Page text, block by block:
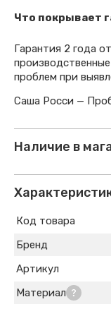
Что покрывает
Гарантия 2 года
проблем при
Саша Росси —
Наличие в
Код товара
Бренд
Артикул
Материал